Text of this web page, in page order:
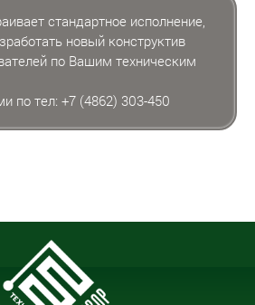
стандартное исполнение,
новый конструктив
по Вашим техническим
по тел: +7 (4862) 303-450